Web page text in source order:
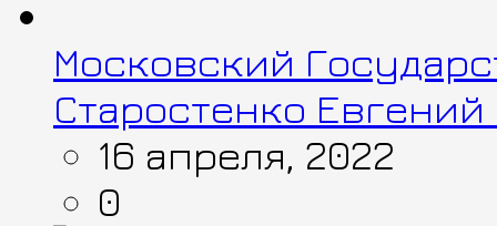
Московский
Старостенко
16 апреля, 2022
0